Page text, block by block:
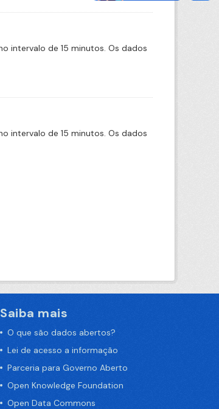
intervalo de 15 minutos. Os dados
intervalo de 15 minutos. Os dados
Saiba mais
O que são dados abertos?
Lei de acesso a informação
Parceria para Governo Aberto
Open Knowledge Foundation
Open Data Commons